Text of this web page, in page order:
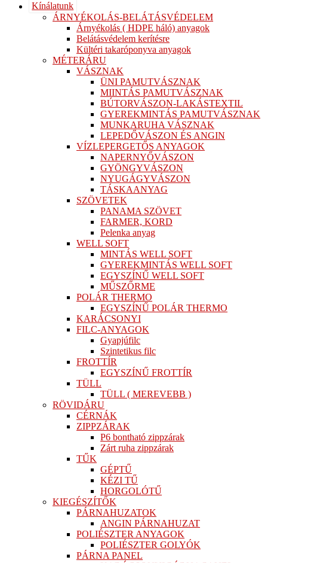
Kínálatunk
ÁRNYÉKOLÁS-BELÁTÁSVÉDELEM
Árnyékolás ( HDPE háló) anyagok
Belátásvédelem kerítésre
Kültéri takaróponyva anyagok
MÉTERÁRU
VÁSZNAK
ÜNI PAMUTVÁSZNAK
MIINTÁS PAMUTVÁSZNAK
BÚTORVÁSZON-LAKÁSTEXTIL
GYEREKMINTÁS PAMUTVÁSZNAK
MUNKARUHA VÁSZNAK
LEPEDŐVÁSZON ÉS ANGIN
VÍZLEPERGETŐS ANYAGOK
NAPERNYŐVÁSZON
GYÖNGYVÁSZON
NYUGÁGYVÁSZON
TÁSKAANYAG
SZÖVETEK
PANAMA SZÖVET
FARMER, KORD
Pelenka anyag
WELL SOFT
MINTÁS WELL SOFT
GYEREKMINTÁS WELL SOFT
EGYSZÍNŰ WELL SOFT
MŰSZŐRME
POLÁR THERMO
EGYSZÍNŰ POLÁR THERMO
KARÁCSONYI
FILC-ANYAGOK
Gyapjúfilc
Szintetikus filc
FROTTÍR
EGYSZÍNŰ FROTTÍR
TÜLL
TÜLL ( MEREVEBB )
RÖVIDÁRU
CÉRNÁK
ZIPPZÁRAK
P6 bontható zippzárak
Zárt ruha zippzárak
TŰK
GÉPTŰ
KÉZI TŰ
HORGOLÓTŰ
KIEGÉSZÍTŐK
PÁRNAHUZATOK
ANGIN PÁRNAHUZAT
POLIÉSZTER ANYAGOK
POLIÉSZTER GOLYÓK
PÁRNA PANEL